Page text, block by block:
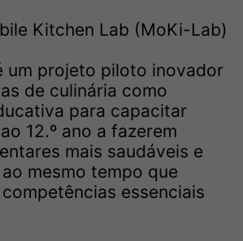
Kitchen Lab (MoKi-Lab)
um projeto piloto inovador
de culinária como
para capacitar
12.º ano a fazerem
mais saudáveis e
mesmo tempo que
essenciais